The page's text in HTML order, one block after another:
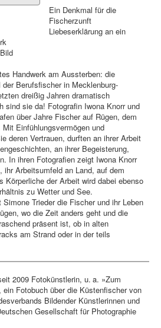
Ein Denkmal für die
Fischerzunft
Liebeserklärung an ein
Handwerk am Aussterben: die
Berufsfischer in Mecklenburg-
dreißig Jahren dramatisch
sind sie da! Fotografin Iwona Knorr und
über Jahre Fischer auf Rügen, dem
Einfühlungsvermögen und
deren Vertrauen, durften an ihrer Arbeit
an ihrer Begeisterung,
In ihren Fotografien zeigt Iwona Knorr
ihr Arbeitsumfeld an Land, auf dem
Körperliche der Arbeit wird dabei ebenso
zu Wetter und See.
Trieder die Fischer und ihr Leben
wo die Zeit anders geht und die
präsent ist, ob in alten
am Strand oder in der teils
2009 Fotokünstlerin, u. a. »Zum
ein Fotobuch über die Küstenfischer von
Bildender Künstlerinnen und
Gesellschaft für Photographie